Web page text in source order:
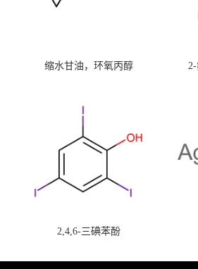
缩水甘油，环氧丙醇
2,4,6-三碘苯酚